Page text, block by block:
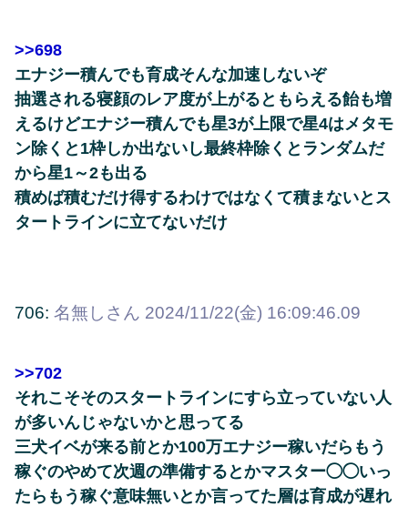
>>698
エナジー積んでも育成そんな加速しないぞ
抽選される寝顔のレア度が上がるともらえる飴も増
えるけどエナジー積んでも星3が上限で星4はメタモ
ン除くと1枠しか出ないし最終枠除くとランダムだ
から星1～2も出る
積めば積むだけ得するわけではなくて積まないとス
タートラインに立てないだけ
706: 名無しさん 2024/11/22(金) 16:09:46.09
>>702
それこそそのスタートラインにすら立っていない人
が多いんじゃないかと思ってる
三犬イベが来る前とか100万エナジー稼いだらもう
稼ぐのやめて次週の準備するとかマスター◯◯いっ
たらもう稼ぐ意味無いとか言ってた層は育成が遅れ